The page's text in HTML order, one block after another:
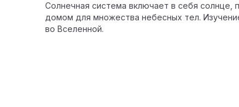
Солнечная система включает в себя солнце,
домом для множества небесных тел.
во Вселенной.